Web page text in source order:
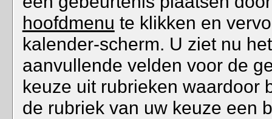
hoofdmenu te klikken en
kalender-scherm. U ziet nu
aanvullende velden voor de
keuze uit rubrieken waardoor
de rubriek van uw keuze een